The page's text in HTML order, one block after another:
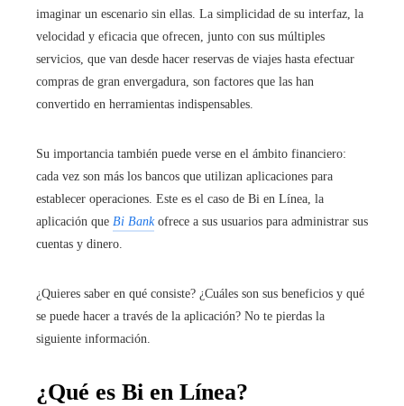
imaginar un escenario sin ellas. La simplicidad de su interfaz, la
velocidad y eficacia que ofrecen, junto con sus múltiples
servicios, que van desde hacer reservas de viajes hasta efectuar
compras de gran envergadura, son factores que las han
convertido en herramientas indispensables.
Su importancia también puede verse en el ámbito financiero:
cada vez son más los bancos que utilizan aplicaciones para
establecer operaciones. Este es el caso de Bi en Línea, la
aplicación que Bi Bankofrece a sus usuarios para administrar sus
cuentas y dinero.
¿Quieres saber en qué consiste? ¿Cuáles son sus beneficios y qué
se puede hacer a través de la aplicación? No te pierdas la
siguiente información.
¿Qué es Bi en Línea?